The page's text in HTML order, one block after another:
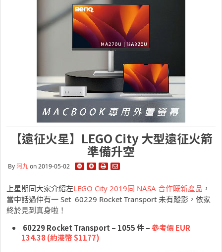
【遠征火星】LEGO City 大型遠征火箭
準備升空
By 阿九on 2019-05-02
上星期同大家介紹左LEGO City 2019同 NASA 合作嘅新產品 ，
當中話過仲有一 Set 60229 Rocket Transport 未有蹤影，依家
終於見到真身啦！
60229 Rocket Transport – 1055 件 –參考價 EUR
134.38 (約港幣 $1177)